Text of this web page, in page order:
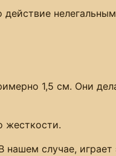
1,5 см. Они
жесткости.
случае,